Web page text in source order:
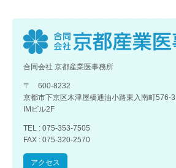
合同会社 京都産業医事務所
〒 600-8232
京都市下京区木津屋橋通油小路東入南町576-3
IMビル2F
TEL : 075-353-7505
FAX : 075-320-2570
アクセス